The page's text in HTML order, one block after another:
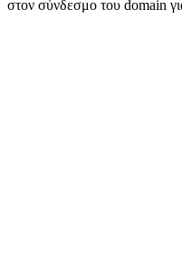
στον σύνδεσμο του domain